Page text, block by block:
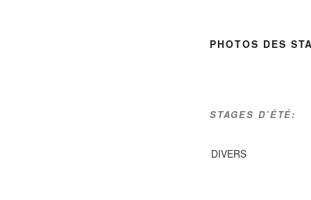
PHOTOS DES
STAGES D’ÉTÉ:
DIVERS